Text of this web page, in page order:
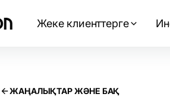
Жеке клиенттерге
ЖАҢАЛЫҚТАР ЖӘНЕ БАҚ